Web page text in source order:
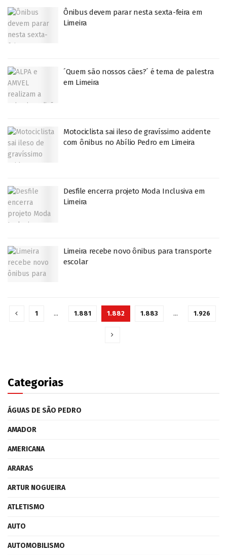
Ônibus devem parar nesta sexta-feira em
Limeira
´Quem são nossos cães?´ é tema de palestra
em Limeira
Motociclista sai ileso de gravíssimo acidente
com ônibus no Abílio Pedro em Limeira
Desfile encerra projeto Moda Inclusiva em
Limeira
Limeira recebe novo ônibus para transporte
escolar
1 … 1.881 1.882 1.883 … 1.926
Categorias
ÁGUAS DE SÃO PEDRO
AMADOR
AMERICANA
ARARAS
ARTUR NOGUEIRA
ATLETISMO
AUTO
AUTOMOBILISMO